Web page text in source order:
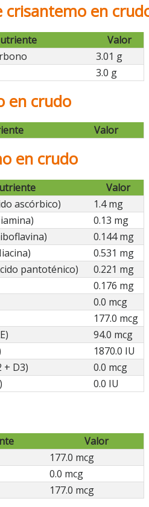
crisantemo en
Valor
3.01 g
3.0 g
en crudo
Valor
en crudo
Valor
ascórbico)
1.4 mg
0.13 mg
0.144 mg
0.531 mg
pantoténico)
0.221 mg
0.176 mg
0.0 mcg
177.0 mcg
94.0 mcg
1870.0 IU
+ D3)
0.0 mcg
0.0 IU
Valor
177.0 mcg
0.0 mcg
177.0 mcg